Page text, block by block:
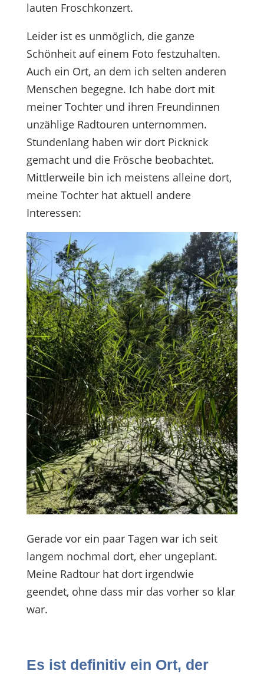
lauten Froschkonzert.
Leider ist es unmöglich, die ganze
Schönheit auf einem Foto festzuhalten.
Auch ein Ort, an dem ich selten anderen
Menschen begegne. Ich habe dort mit
meiner Tochter und ihren Freundinnen
unzählige Radtouren unternommen.
Stundenlang haben wir dort Picknick
gemacht und die Frösche beobachtet.
Mittlerweile bin ich meistens alleine dort,
meine Tochter hat aktuell andere
Interessen:
Gerade vor ein paar Tagen war ich seit
langem nochmal dort, eher ungeplant.
Meine Radtour hat dort irgendwie
geendet, ohne dass mir das vorher so klar
war.
Es ist definitiv ein Ort, der